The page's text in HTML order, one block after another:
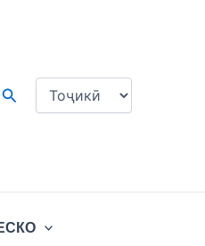
Search